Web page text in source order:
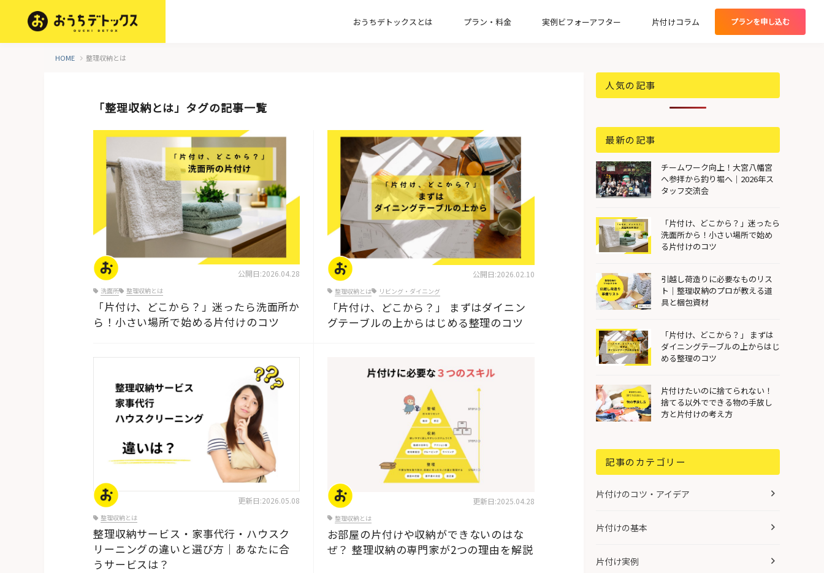
おうちデトックスとは プラン・料金 実例ビフォーアフター 片付けコラム プランを申し込む
HOME 整理収納とは
「整理収納とは」タグの記事一覧
片付けのコツ・アイデア
公開日:2026.04.28
洗面所 整理収納とは
「片付け、どこから？」迷ったら洗面所か
ら！小さい場所で始める片付けのコツ
片付けのコツ・アイデア
公開日:2026.02.10
整理収納とは リビング・ダイニング
「片付け、どこから？」 まずはダイニン
グテーブルの上からはじめる整理のコツ
更新日:2026.05.08
整理収納とは
整理収納サービス・家事代行・ハウスク
リーニングの違いと選び方｜あなたに合
うサービスは？
片付けのコツ・アイデア
更新日:2025.04.28
整理収納とは
お部屋の片付けや収納ができないのはな
ぜ？ 整理収納の専門家が2つの理由を解説
人気の記事
最新の記事
チームワーク向上！大宮八幡宮
へ参拝から釣り堀へ｜2026年ス
タッフ交流会
「片付け、どこから？」迷ったら
洗面所から！小さい場所で始め
る片付けのコツ
引越し荷造りに必要なものリス
ト｜整理収納のプロが教える道
具と梱包資材
「片付け、どこから？」 まずは
ダイニングテーブルの上からはじ
める整理のコツ
片付けたいのに捨てられない！
捨てる以外でできる物の手放し
方と片付けの考え方
記事のカテゴリー
片付けのコツ・アイデア
片付けの基本
片付け実例